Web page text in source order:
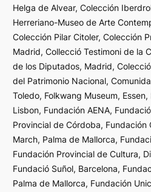
Helga de Alvear, Colección
Herreriano-Museo de Arte
Colección Pilar Citoler, Colección
Madrid, Collecció Testimoni de la
de los Diputados, Madrid,
del Patrimonio Nacional,
Toledo, Folkwang Museum,
Lisbon, Fundación AENA,
Provincial de Córdoba, Fundación
March, Palma de Mallorca,
Fundación Provincial de Cultura,
Fundació Suñol, Barcelona,
Palma de Mallorca, Fundación